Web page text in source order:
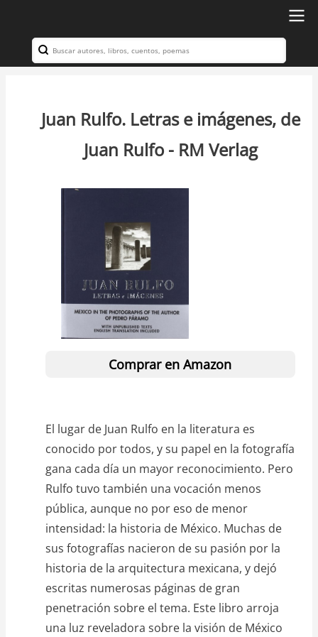
contenido
principal
Navegación
Search
Juan Rulfo. Letras e imágenes, de
Juan Rulfo - RM Verlag
Comprar en Amazon
El lugar de Juan Rulfo en la literatura es
conocido por todos, y su papel en la fotografía
gana cada día un mayor reconocimiento. Pero
Rulfo tuvo también una vocación menos
pública, aunque no por eso de menor
intensidad: la historia de México. Muchas de
sus fotografías nacieron de su pasión por la
historia de la arquitectura mexicana, y dejó
escritas numerosas páginas de gran
penetración sobre el tema. Este libro arroja
una luz reveladora sobre la visión de México